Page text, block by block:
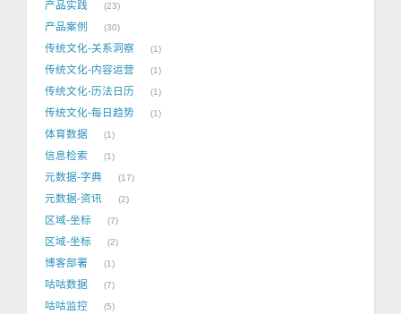
产品实践 23
产品案例 30
传统文化-关系洞察 1
传统文化-内容运营 1
传统文化-历法日历 1
传统文化-每日趋势 1
体育数据 1
信息检索 1
元数据-字典 17
元数据-资讯 2
区域-坐标 7
区域-坐标 2
博客部署 1
咕咕数据 7
咕咕监控 5